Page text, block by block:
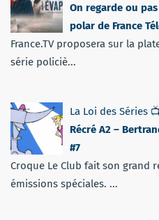
On regarde ou
polar de France
France.TV proposera sur la
série policiè...
La Loi des Séries
Récré A2 –
#7
Croque Le Club fait son grand
émissions spéciales. ...